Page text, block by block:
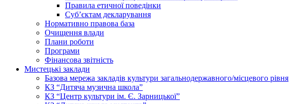
Правила етичної поведінки
Суб’єктам декларування
Нормативно правова база
Очищення влади
Плани роботи
Програми
Фінансова звітність
Мистецькі заклади
Базова мережа закладів культури загальнодержавного/місцевого рівня
КЗ “Дитяча музична школа”
КЗ “Центр культури ім. Є. Зарницької”